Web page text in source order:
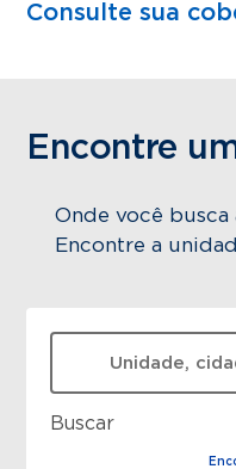
Consulte sua
Encontre
Onde você
Encontre a
Buscar